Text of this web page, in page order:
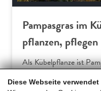
Diese Webseite
Pampasgras im
pflanzen, pflegen
Als Kübelpflanze ist
die Privatsphäre vor